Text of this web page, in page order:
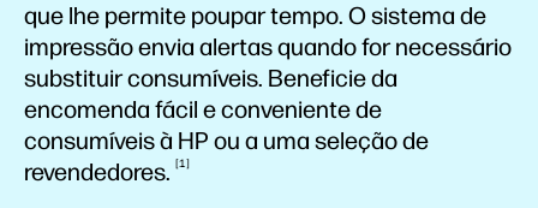
que lhe permite poupar tempo. O sistema de
impressão envia alertas quando for necessário
substituir consumíveis. Beneficie da
encomenda fácil e conveniente de
consumíveis à HP ou a uma seleção de
revendedores.
1